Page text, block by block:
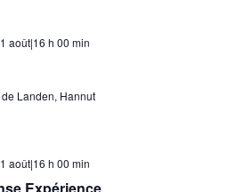
août|16 h 00 min
Landen, Hannut
Expérience
août|16 h 00 min